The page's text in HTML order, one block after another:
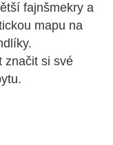
fajnšmekry a
mapu na
značit si své